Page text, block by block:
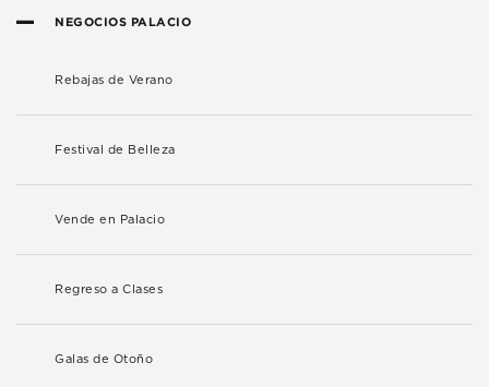
NEGOCIOS PALACIO
Rebajas de Verano
Festival de Belleza
Vende en Palacio
Regreso a Clases
Galas de Otoño